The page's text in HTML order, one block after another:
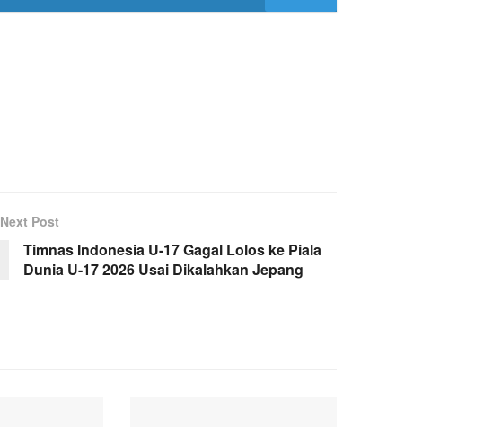
Next Post
Timnas Indonesia U-17 Gagal Lolos ke Piala
Dunia U-17 2026 Usai Dikalahkan Jepang